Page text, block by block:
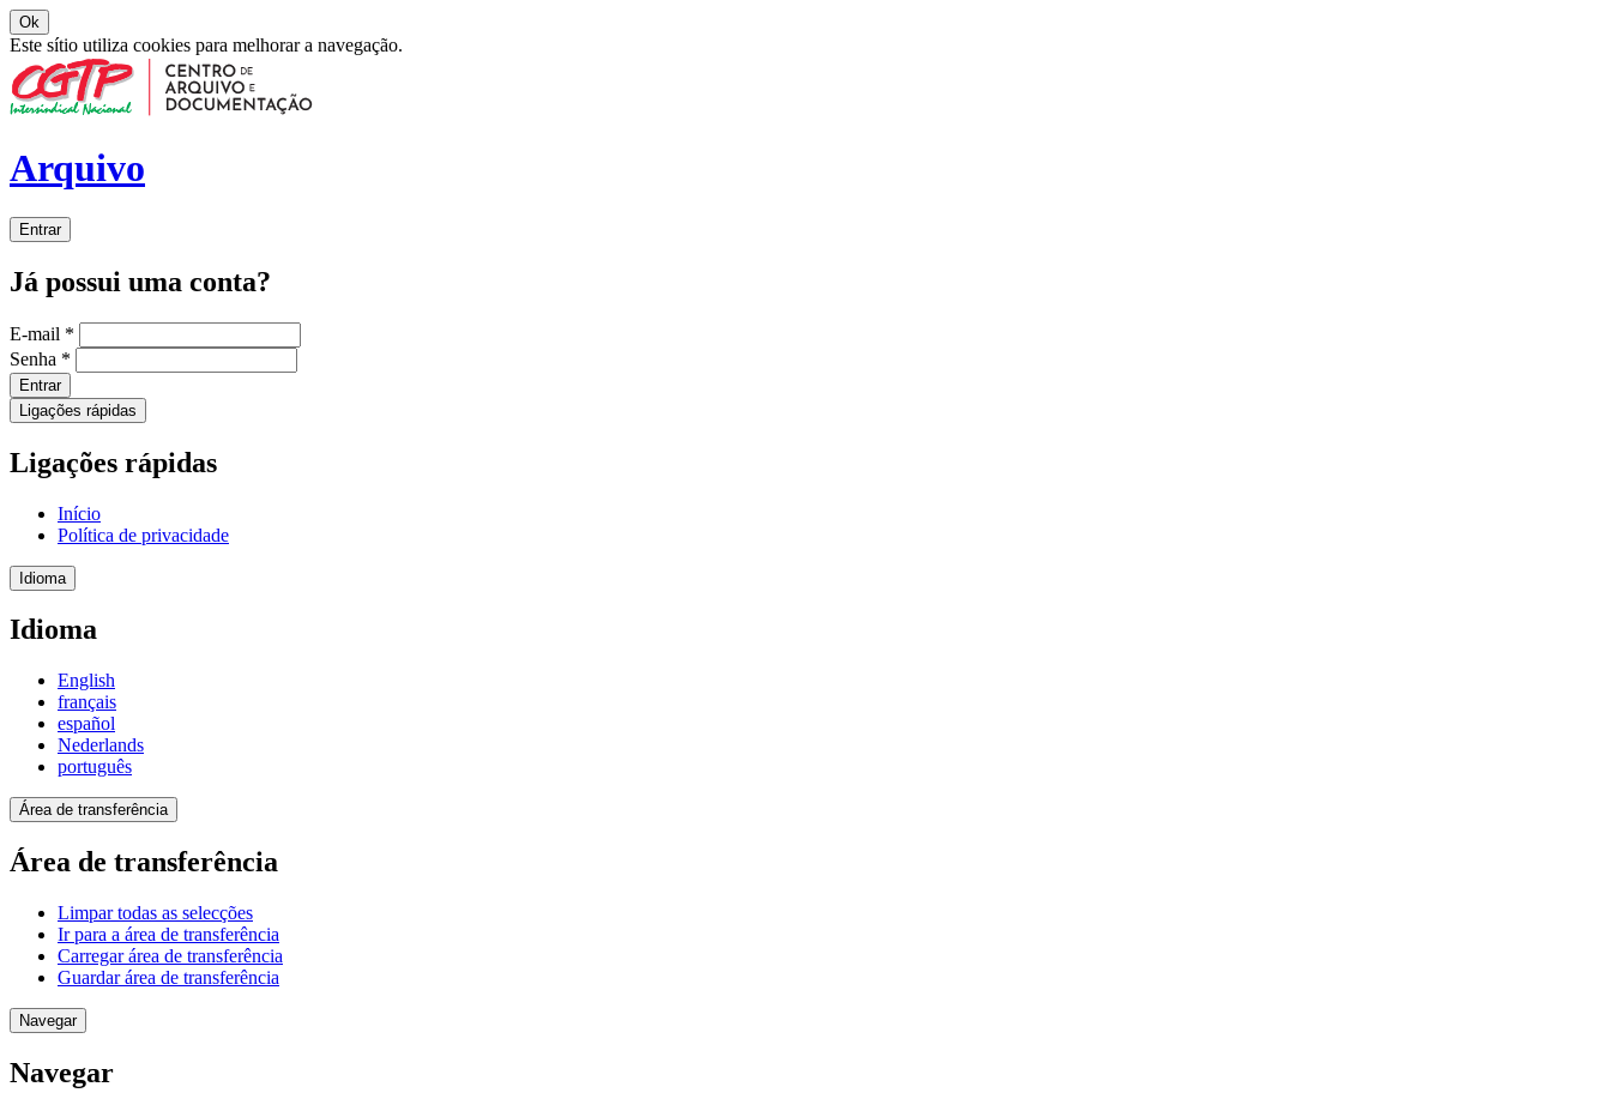
Ok
Este sítio utiliza cookies para melhorar a navegação.
Arquivo
Entrar
Já possui uma conta?
E-mail *
Senha *
Entrar
Ligações rápidas
Ligações rápidas
Início
Política de privacidade
Idioma
Idioma
English
français
español
Nederlands
português
Área de transferência
Área de transferência
Limpar todas as selecções
Ir para a área de transferência
Carregar área de transferência
Guardar área de transferência
Navegar
Navegar